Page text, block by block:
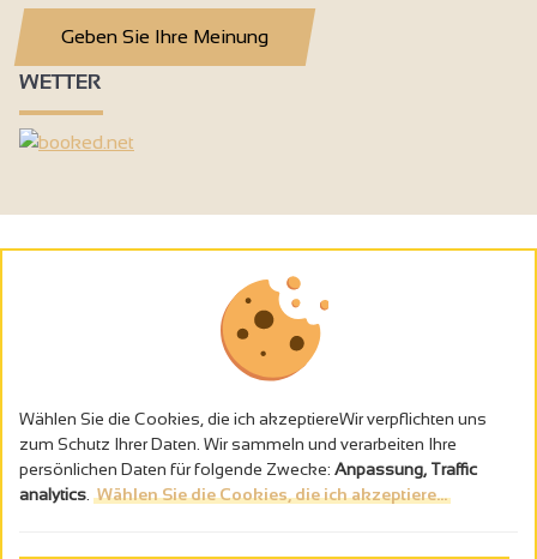
Geben Sie Ihre Meinung
WETTER
Alkoholmissbrauch ist gefährlich für die Gesundheit - trinken Sie in
Wählen Sie die Cookies, die ich akzeptiereWir verpflichten uns
zum Schutz Ihrer Daten. Wir sammeln und verarbeiten Ihre
persönlichen Daten für folgende Zwecke: Anpassung, Traffic
analytics Wählen Sie die Cookies, die ich akzeptiere...